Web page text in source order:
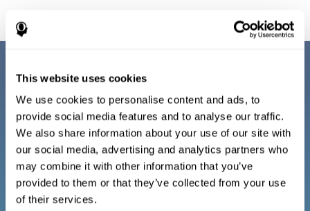
This website uses cookies
We use cookies to personalise content and ads, to
provide social media features and to analyse our traffic.
We also share information about your use of our site with
our social media, advertising and analytics partners who
may combine it with other information that you’ve
provided to them or that they’ve collected from your use
of their services.
التدريب المعرفي وإعادة التأهيل
لعائلتك
إنّ برنامج كوجنيفيت للأسر مؤلّف من تمارين عقلية
على شكل ألعاب مسلية. تتّجه هذه التكنولوجيا إلى
التدريب العقلي والاستعادة المعرفية للأسر. إنّه وسيلة
للأسر ومن خلال المعلومات المعرفية التي تأتي من